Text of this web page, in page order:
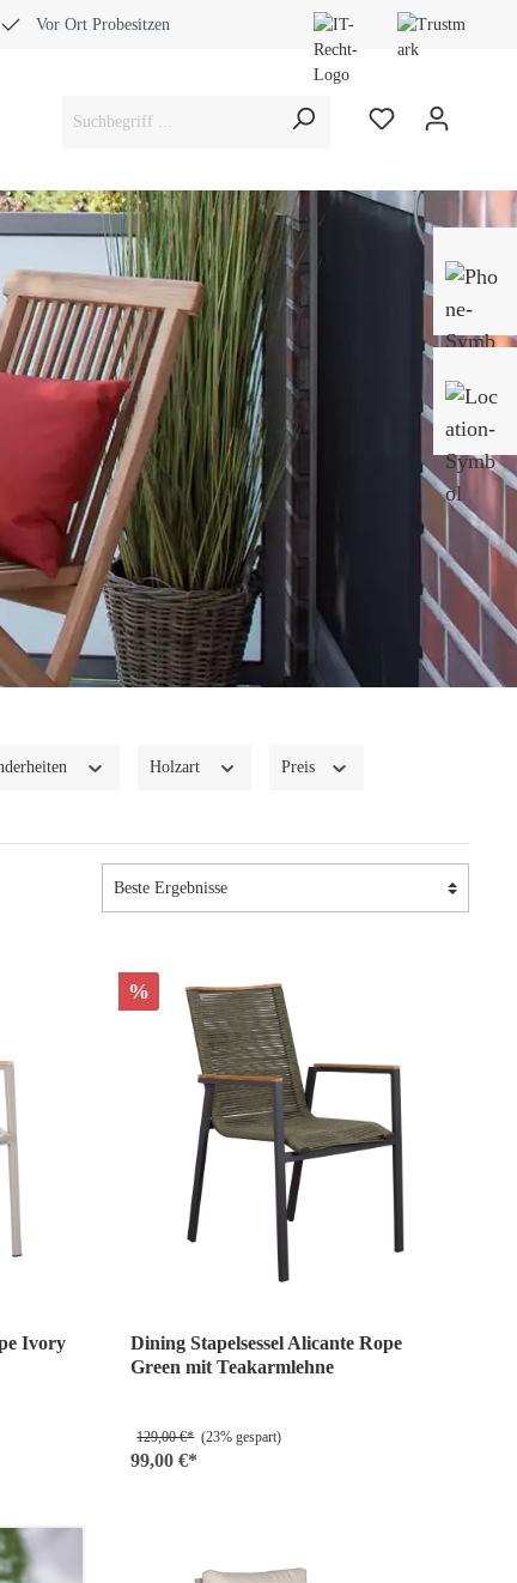
Vor Ort Probesitzen
Holzart Preis
Ivory
%
Dining Stapelsessel Alicante Rope
Green mit Teakarmlehne
129,00 €* (23% gespart)
99,00 €*